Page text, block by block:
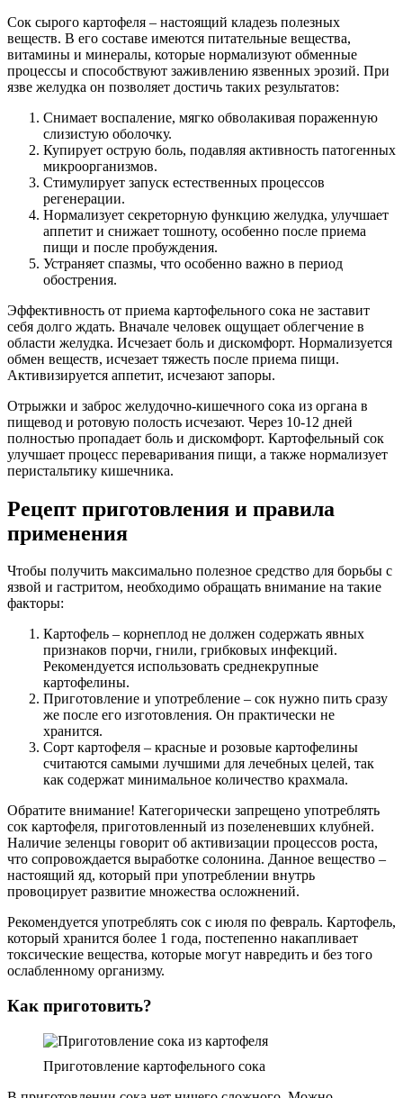
Сок сырого картофеля – настоящий кладезь полезных
веществ. В его составе имеются питательные вещества,
витамины и минералы, которые нормализуют обменные
процессы и способствуют заживлению язвенных эрозий. При
язве желудка он позволяет достичь таких результатов:
Снимает воспаление, мягко обволакивая пораженную
слизистую оболочку.
Купирует острую боль, подавляя активность патогенных
микроорганизмов.
Стимулирует запуск естественных процессов
регенерации.
Нормализует секреторную функцию желудка, улучшает
аппетит и снижает тошноту, особенно после приема
пищи и после пробуждения.
Устраняет спазмы, что особенно важно в период
обострения.
Эффективность от приема картофельного сока не заставит
себя долго ждать. Вначале человек ощущает облегчение в
области желудка. Исчезает боль и дискомфорт. Нормализуется
обмен веществ, исчезает тяжесть после приема пищи.
Активизируется аппетит, исчезают запоры.
Отрыжки и заброс желудочно-кишечного сока из органа в
пищевод и ротовую полость исчезают. Через 10-12 дней
полностью пропадает боль и дискомфорт. Картофельный сок
улучшает процесс переваривания пищи, а также нормализует
перистальтику кишечника.
Рецепт приготовления и правила
применения
Чтобы получить максимально полезное средство для борьбы с
язвой и гастритом, необходимо обращать внимание на такие
факторы:
Картофель – корнеплод не должен содержать явных
признаков порчи, гнили, грибковых инфекций.
Рекомендуется использовать среднекрупные
картофелины.
Приготовление и употребление – сок нужно пить сразу
же после его изготовления. Он практически не
хранится.
Сорт картофеля – красные и розовые картофелины
считаются самыми лучшими для лечебных целей, так
как содержат минимальное количество крахмала.
Обратите внимание! Категорически запрещено употреблять
сок картофеля, приготовленный из позеленевших клубней.
Наличие зеленцы говорит об активизации процессов роста,
что сопровождается выработке солонина. Данное вещество –
настоящий яд, который при употреблении внутрь
провоцирует развитие множества осложнений.
Рекомендуется употреблять сок с июля по февраль. Картофель,
который хранится более 1 года, постепенно накапливает
токсические вещества, которые могут навредить и без того
ослабленному организму.
Как приготовить?
Приготовление картофельного сока